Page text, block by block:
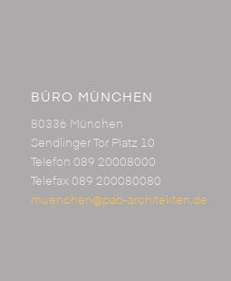
BÜRO MÜNCHEN
80336 München
Sendlinger Tor Platz 10
Telefon 089 20008000
Telefax 089 200080080
muenchen@pab-architekten.de